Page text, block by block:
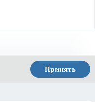
Принять